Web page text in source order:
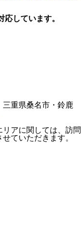
応しています。
三重県桑名市・鈴鹿
アに関しては、訪問
ていただきます。